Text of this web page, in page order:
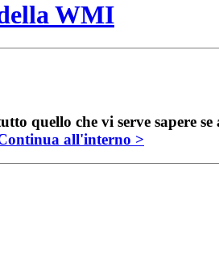
WMI
quello che vi serve sapere
all'interno >